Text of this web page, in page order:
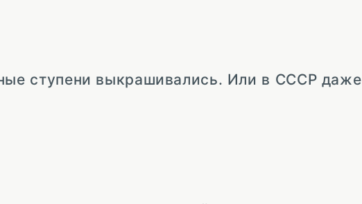
ступени выкрашивались. Или в СССР даже